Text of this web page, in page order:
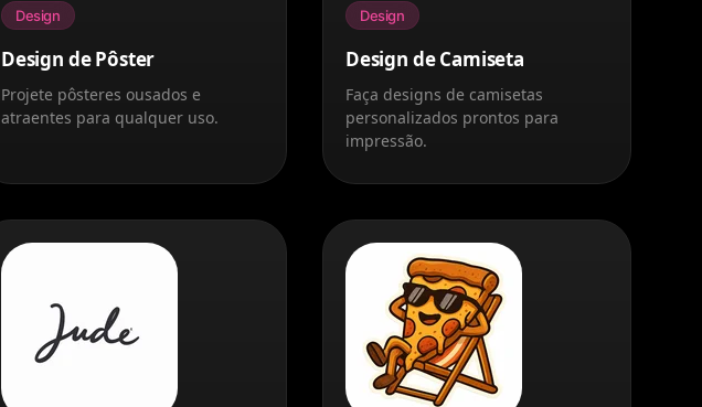
Design
Design de Pôster
Projete pôsteres ousados e
atraentes para qualquer uso.
Design
Design de Camiseta
Faça designs de camisetas
personalizados prontos para
impressão.